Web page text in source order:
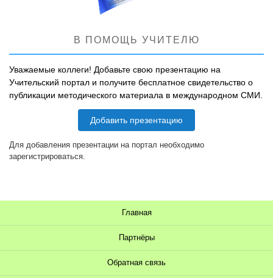
В ПОМОЩЬ УЧИТЕЛЮ
Уважаемые коллеги! Добавьте свою презентацию на
Учительский портал и получите бесплатное свидетельство о
публикации методического материала в международном СМИ.
Добавить презентацию
Для добавления презентации на портал необходимо
зарегистрироваться.
Главная
Партнёры
Обратная связь